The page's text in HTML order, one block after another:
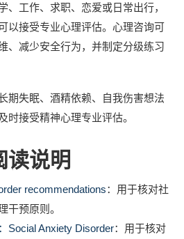
、工作、求职、恋爱或日常出行，
以接受专业心理评估。心理咨询可
、减少安全行为，并制定分级练习
期失眠、酒精依赖、自我伤害想法
时接受精神心理专业评估。
读说明
recommendations：用于核对社
干预原则。
Social Anxiety Disorder：用于核对